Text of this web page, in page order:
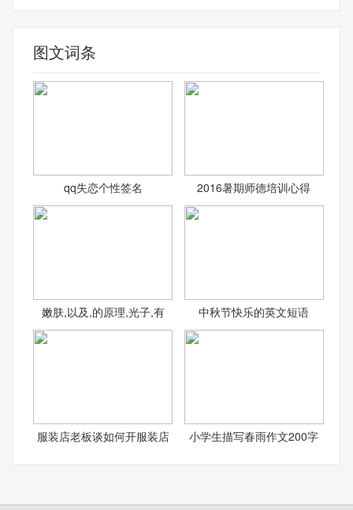
图文词条
qq失恋个性签名 2016暑期师德培训心得
嫩肤,以及,的原理,光子,有 中秋节快乐的英文短语
服装店老板谈如何开服装店 小学生描写春雨作文200字